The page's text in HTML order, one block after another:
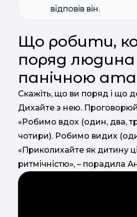
відповів він.
Що робити,
поряд людина
панічною
Скажіть, що ви поряд і що
Дихайте з нею.
«Робимо вдох (один, два,
чотири). Робимо видих
«Приколихайте як дитину
ритмічністю», – порадила